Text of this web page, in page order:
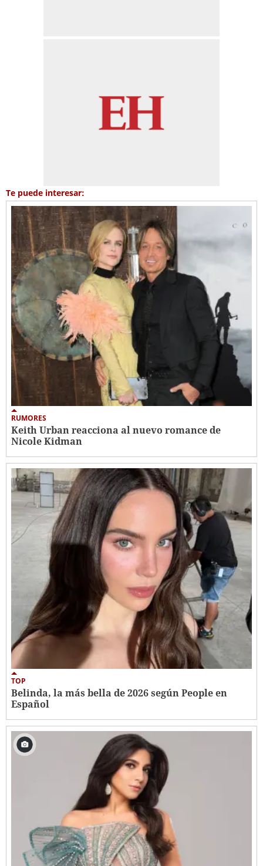
Te puede interesar:
RUMORES
Keith Urban reacciona al nuevo romance de
Nicole Kidman
TOP
Belinda, la más bella de 2026 según People en
Español